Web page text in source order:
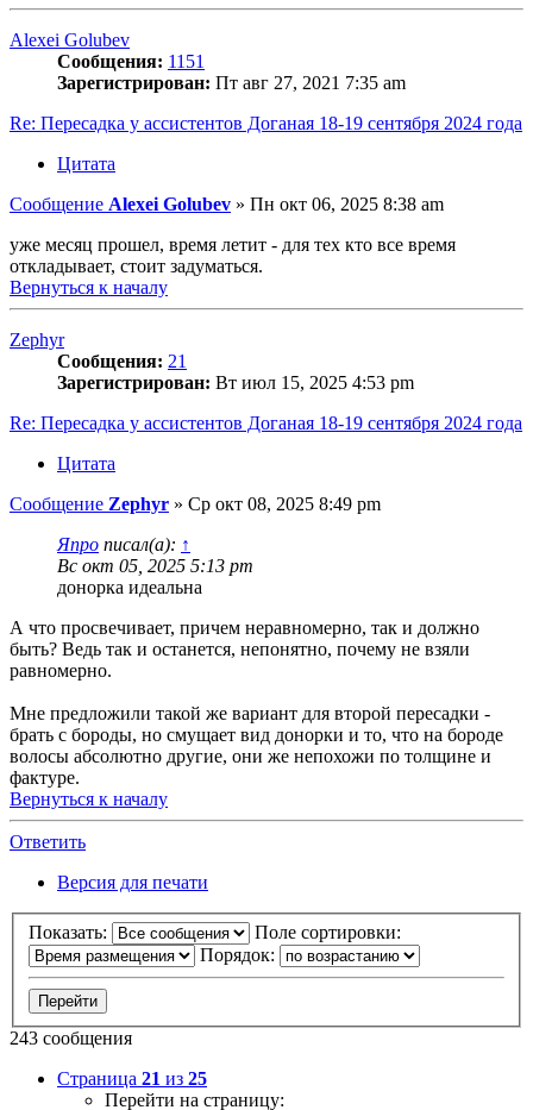
Alexei Golubev
Сообщения: 1151
Зарегистрирован: Пт авг 27, 2021 7:35 am
Re: Пересадка у ассистентов Доганая 18-19 сентября 2024 года
Цитата
Сообщение Alexei Golubev » Пн окт 06, 2025 8:38 am
уже месяц прошел, время летит - для тех кто все время
откладывает, стоит задуматься.
Вернуться к началу
Zephyr
Сообщения: 21
Зарегистрирован: Вт июл 15, 2025 4:53 pm
Re: Пересадка у ассистентов Доганая 18-19 сентября 2024 года
Цитата
Сообщение Zephyr » Ср окт 08, 2025 8:49 pm
Япро писал(а): ↑
Вс окт 05, 2025 5:13 pm
донорка идеальна
А что просвечивает, причем неравномерно, так и должно
быть? Ведь так и останется, непонятно, почему не взяли
равномерно.
Мне предложили такой же вариант для второй пересадки -
брать с бороды, но смущает вид донорки и то, что на бороде
волосы абсолютно другие, они же непохожи по толщине и
фактуре.
Вернуться к началу
Ответить
Версия для печати
Показать:
Поле сортировки:
Порядок:
243 сообщения
Страница 21 из 25
Перейти на страницу: